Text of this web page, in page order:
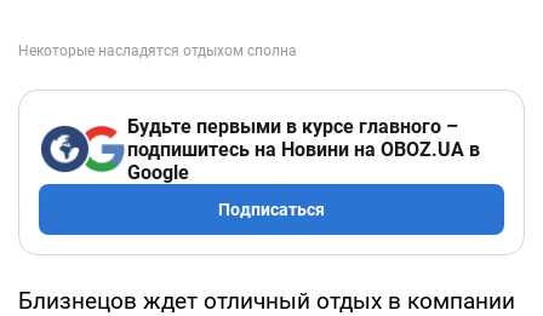
Будьте первыми в курсе главного –
подпишитесь на Новини на OBOZ.UA в
Google
Подписаться
Близнецов ждет отличный отдых в компании